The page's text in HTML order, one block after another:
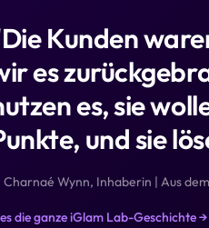
Die Kunden
es
es, sie
und sie
Wynn, Inhaberin | Aus
die ganze iGlam Lab-Geschichte →